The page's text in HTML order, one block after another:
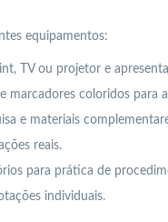
equipamentos:
TV ou projetor e
marcadores coloridos para
e materiais
reais.
para prática de
individuais.